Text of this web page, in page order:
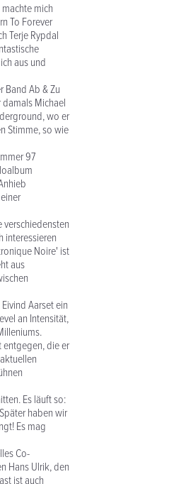
mich
To Forever
Terje Rypdal
aus und
Band Ab & Zu
Michael
wo er
Stimme, so wie
97
interessieren
Noire' ist
aus
Aarset ein
an Intensität,
entgegen, die er
Es läuft so:
haben wir
Es mag
Co-
Hans Ulrik, den